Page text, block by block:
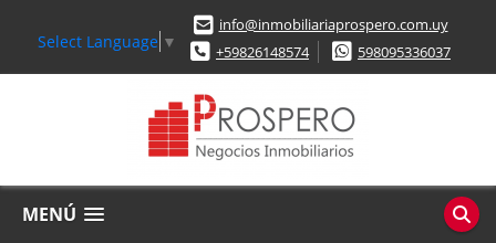
Select Language ▼
info@inmobiliariaprospero.com.uy
+59826148574
598095336037
MENÚ